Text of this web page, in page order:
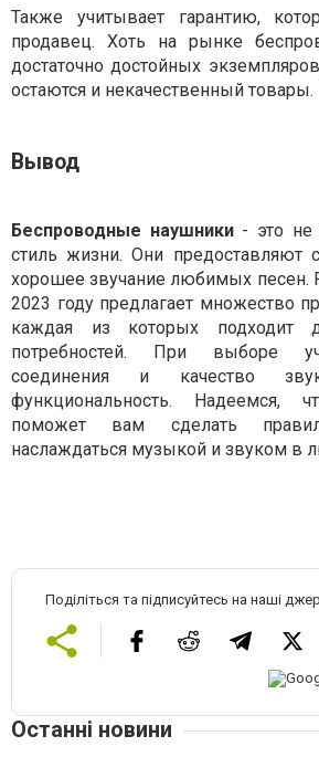
Также учитывает гарантию,
продавец. Хоть на рынке
достаточно достойных
остаются и некачественный товары.
Вывод
Беспроводные наушники- это не
стиль жизни. Они предоставляют
хорошее звучание любимых песен.
2023 году предлагает множество
каждая из которых подходит
потребностей. При выборе
соединения и качество
функциональность. Надеемся,
поможет вам сделать
наслаждаться музыкой и звуком в
Поділіться та підписуйтесь на наші
Останні новини